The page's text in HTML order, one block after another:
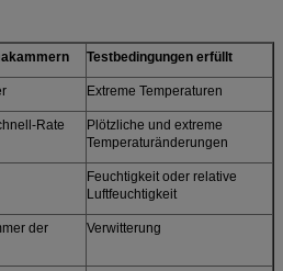
Testbedingungen erfüllt
Extreme Temperaturen
Rate
Plötzliche und extreme
Temperaturänderungen
Feuchtigkeit oder relative
Luftfeuchtigkeit
der
Verwitterung